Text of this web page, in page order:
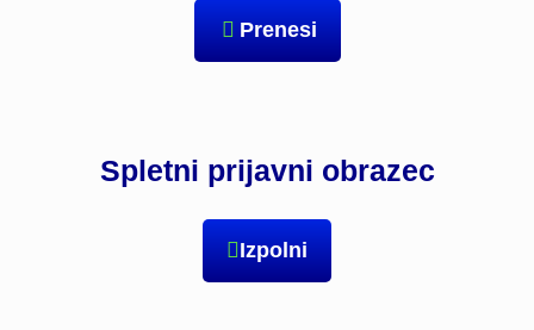
Prenesi
Spletni prijavni obrazec
Izpolni